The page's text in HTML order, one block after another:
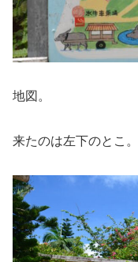
地図。
来たのは左下のとこ。